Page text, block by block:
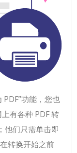
功能，您也
有各种 PDF 转
；他们只需单击即
转换开始之前